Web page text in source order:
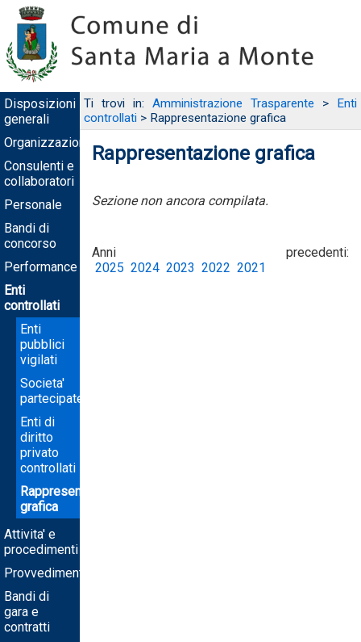
Disposizioni
generali
Organizzazione
Consulenti e
collaboratori
Personale
Bandi di
concorso
Performance
Enti
controllati
Enti
pubblici
vigilati
Societa'
partecipate
Enti di
diritto
privato
controllati
Rappresentazione
grafica
Attivita' e
procedimenti
Provvedimenti
Bandi di
gara e
contratti
Ti trovi in: Amministrazione Trasparente > Enti
controllati > Rappresentazione grafica
Rappresentazione grafica
Sezione non ancora compilata.
Anni precedenti:
2025 2024 2023 2022 2021